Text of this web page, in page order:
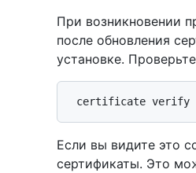
При возникновении
после обновления
установке.
Если вы видите это
сертификаты. Это